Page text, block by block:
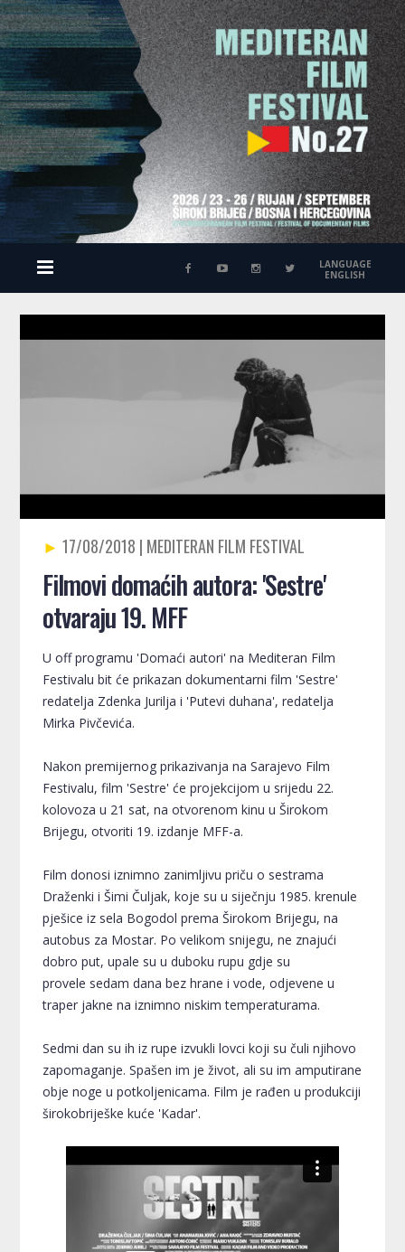
LANGUAGE
ENGLISH
17/08/2018
Filmovi domaćih autora: 'Sestre'
otvaraju 19. MFF
U off programu 'Domaći autori' na Mediteran Film
Festivalu bit će prikazan dokumentarni film 'Sestre'
redatelja Zdenka Jurilja i 'Putevi duhana', redatelja
Mirka Pivčevića.
Nakon premijernog prikazivanja na Sarajevo Film
Festivalu, film 'Sestre' će projekcijom u srijedu 22.
kolovoza u 21 sat, na otvorenom kinu u Širokom
Brijegu, otvoriti 19. izdanje MFF-a.
Film donosi iznimno zanimljivu priču o sestrama
Draženki i Šimi Čuljak, koje su u siječnju 1985. krenule
pješice iz sela Bogodol prema Širokom Brijegu, na
autobus za Mostar. Po velikom snijegu, ne znajući
dobro put, upale su u duboku rupu gdje su
provele sedam dana bez hrane i vode, odjevene u
traper jakne na iznimno niskim temperaturama.
Sedmi dan su ih iz rupe izvukli lovci koji su čuli njihovo
zapomaganje. Spašen im je život, ali su im amputirane
obje noge u potkoljenicama. Film je rađen u produkciji
širokobriješke kuće 'Kadar'.